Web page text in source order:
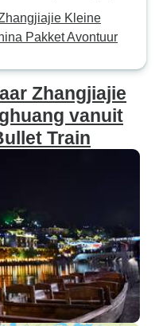
Kleine
Pakket Avontuur
Zhangjiajie
vanuit
Train